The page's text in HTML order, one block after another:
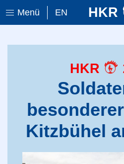
Menü EN HKR
HKR
Kitzbühel